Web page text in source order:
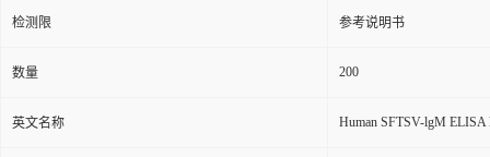
检测限 参考说明书
数量 200
英文名称 Human SFTSV-lgM ELISA